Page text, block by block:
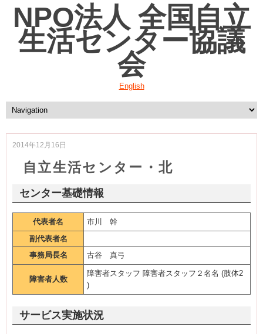
NPO法人 全国自立
生活センター協議
会
English
2014年12月16日
自立生活センター・北
センター基礎情報
代表者名
市川 幹
副代表者名
事務局長名
古谷 真弓
障害者人数
障害者スタッフ 障害者スタッフ２名名 (肢体2
)
サービス実施状況